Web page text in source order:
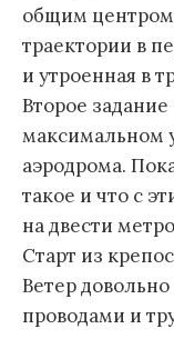
общим
траектории в
и утроенная в
Второе
максимальном
аэродрома.
такое и что с
на двести
Старт из
Ветер
проводами и